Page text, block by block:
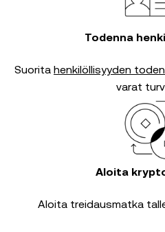
Todenna
Suorita henkilöllisyyden
varat
Aloita
Aloita treidausmatka